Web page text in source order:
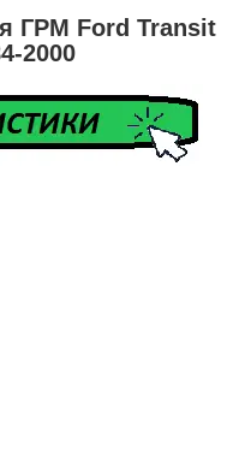
ГРМ Ford Transit
2000